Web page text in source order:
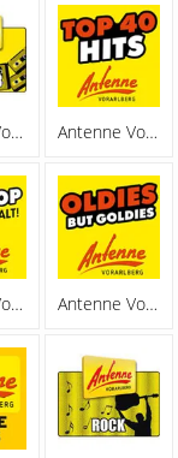
Antenne Vorarlberg Die 80er Antenne Vorarlberg Hits
Antenne Vorarlberg Nonstop Antenne Vorarlberg Oldies